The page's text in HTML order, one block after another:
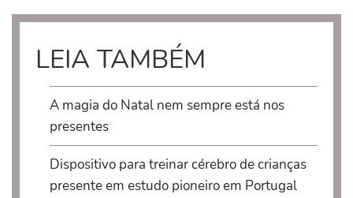
LEIA TAMBÉM
A magia do Natal nem sempre está nos
presentes
Dispositivo para treinar cérebro de crianças
presente em estudo pioneiro em Portugal